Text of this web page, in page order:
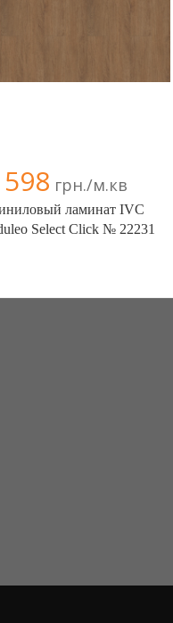
598 грн./м.кв
ламинат IVC
Select Click № 22231
Компания верифицирована